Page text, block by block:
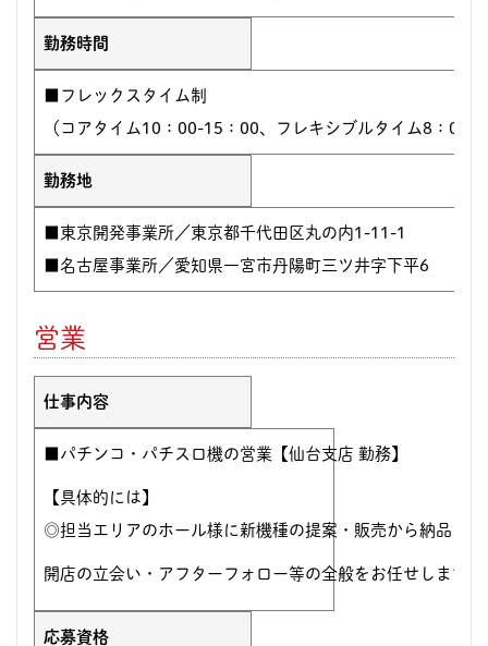
勤務時間
■フレックスタイム制
（コアタイム10：00-15：00、フレキシブルタイム8：
勤務地
■東京開発事業所／東京都千代田区丸の内1-11-1
■名古屋事業所／愛知県一宮市丹陽町三ツ井字下平6
営業
仕事内容
■パチンコ・パチスロ機の営業【仙台支店 勤務】
【具体的には】
◎担当エリアのホール様に新機種の提案・販売から納品・
開店の立会い・アフターフォロー等の全般をお任せします。
応募資格